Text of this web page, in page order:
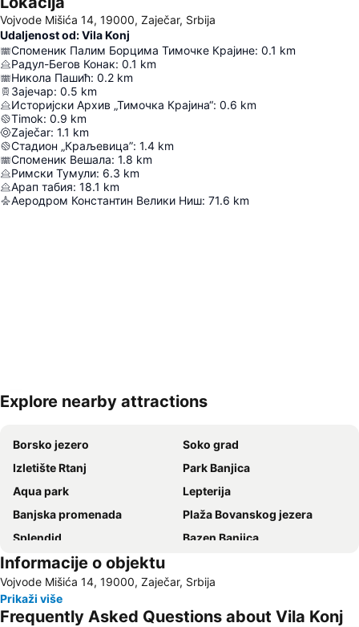
Vojvode Mišića 14, 19000, Zaječar, Srbija
Udaljenost od: Vila Konj
Споменик Палим Борцима Тимочке Крајине: 0.1 km
Радул-Бегов Конак: 0.1 km
Никола Пашић: 0.2 km
Зајечар: 0.5 km
Историјски Архив „Тимочка Крајина“: 0.6 km
Timok: 0.9 km
Zaječar: 1.1 km
Стадион „Краљевица”: 1.4 km
Споменик Вешала: 1.8 km
Римски Тумули: 6.3 km
Арап табия: 18.1 km
Аеродром Константин Велики Ниш: 71.6 km
Explore nearby attractions
Borsko jezero
Soko grad
Izletište Rtanj
Park Banjica
Aqua park
Lepterija
Banjska promenada
Plaža Bovanskog jezera
Splendid
Bazen Banjica
Informacije o objektu
Vojvode Mišića 14, 19000, Zaječar, Srbija
Prikaži više
Frequently Asked Questions about Vila Konj